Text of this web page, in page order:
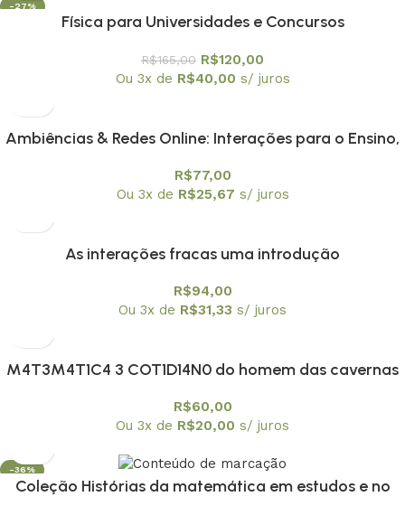
-27%
Física para Universidades e Concursos
R$165,00 R$120,00
Ou 3x de R$40,00 s/ juros
Ambiências & Redes Online: Interações para o Ensino,
R$77,00
Ou 3x de R$25,67 s/ juros
As interações fracas uma introdução
R$94,00
Ou 3x de R$31,33 s/ juros
M4T3M4T1C4 3 COT1D14N0 do homem das cavernas
R$60,00
Ou 3x de R$20,00 s/ juros
-36%
Coleção Histórias da matemática em estudos e no